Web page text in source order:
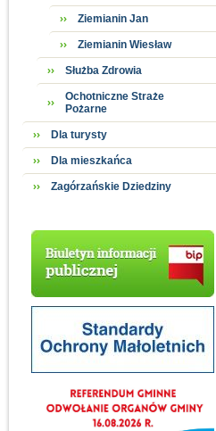
Ziemianin Jan
Ziemianin Wiesław
Służba Zdrowia
Ochotniczne Straże
Pożarne
Dla turysty
Dla mieszkańca
Zagórzańskie Dziedziny